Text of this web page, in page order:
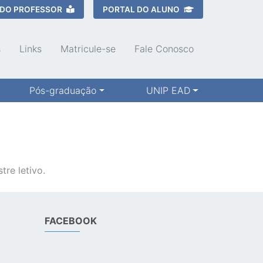
PROFESSOR PORTAL DO ALUNO
Links Matricule-se Fale Conosco
Pós-graduação UNIP EAD
letivo.
FACEBOOK